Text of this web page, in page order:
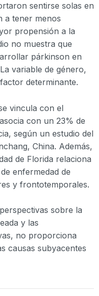
sentirse solas en
a tener menos
propensión a la
no muestra que
párkinson en
variable de género,
determinante.
vincula con el
con un 23% de
según un estudio del
China. Además,
de Florida relaciona
enfermedad de
y frontotemporales.
sobre la
y las
no proporciona
causas subyacentes